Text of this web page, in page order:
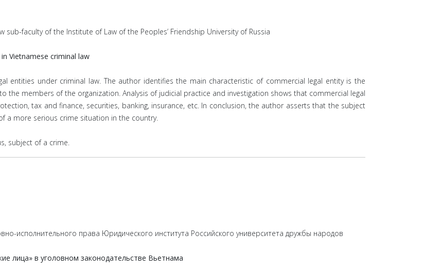
faculty of the Institute of Law of the Peoples’ Friendship University of Russia
Vietnamese criminal law
entities under criminal law. The author identifies the main characteristic of commercial legal entity is the
members of the organization. Analysis of judicial practice and investigation shows that commercial legal
tax and finance, securities, banking, insurance, etc. In conclusion, the author asserts that the subject
a more serious crime situation in the country.
subject of a crime.
исполнительного права Юридического института Российского университета дружбы народов
лица» в уголовном законодательстве Вьетнама